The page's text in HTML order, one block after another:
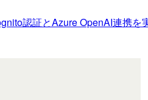
認証とAzure OpenAI連携を